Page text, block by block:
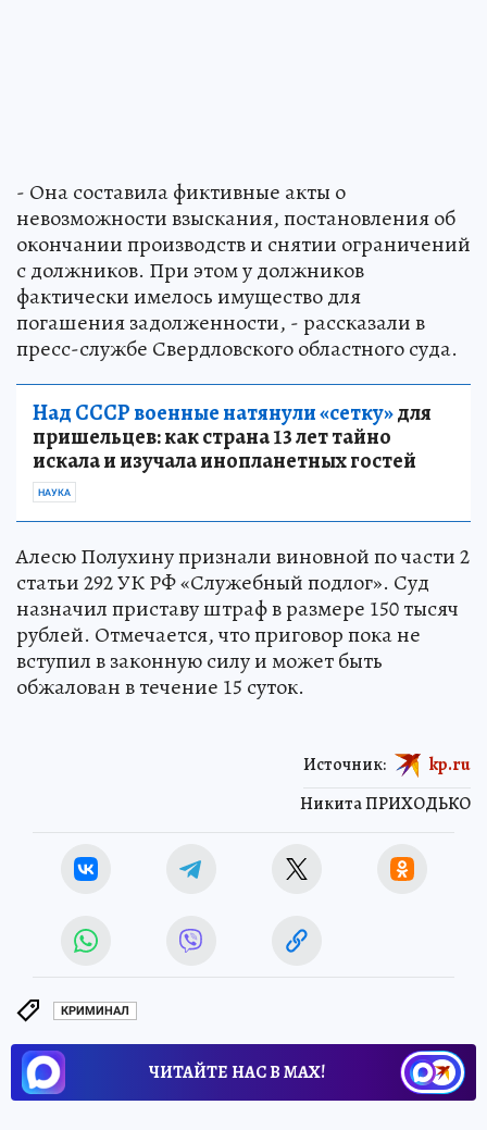
- Она составила фиктивные акты о
невозможности взыскания, постановления об
окончании производств и снятии ограничений
с должников. При этом у должников
фактически имелось имущество для
погашения задолженности, - рассказали в
пресс-службе Свердловского областного суда.
Над СССР военные натянули «сетку»для
пришельцев: как страна 13 лет тайно
искала и изучала инопланетных гостей
НАУКА
Алесю Полухину признали виновной по части 2
статьи 292 УК РФ «Служебный подлог». Суд
назначил приставу штраф в размере 150 тысяч
рублей. Отмечается, что приговор пока не
вступил в законную силу и может быть
обжалован в течение 15 суток.
Никита ПРИХОДЬКО
Источник: kp.ru
КРИМИНАЛ
ЧИТАЙТЕ НАС В МАХ!